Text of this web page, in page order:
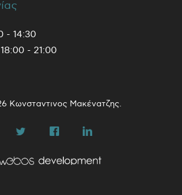
- 14:30
- 21:00
Κωνσταντινος Μακένατζης.